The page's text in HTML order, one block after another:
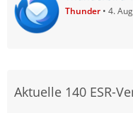
Thunder 4.
Aktuelle 140 ESR-